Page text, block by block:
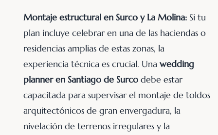
Montaje estructural en Surco y La Molina: Si tu
plan incluye celebrar en una de las haciendas o
residencias amplias de estas zonas, la
experiencia técnica es crucial. Una wedding
planner en Santiago de Surco debe estar
capacitada para supervisar el montaje de toldos
arquitectónicos de gran envergadura, la
nivelación de terrenos irregulares y la